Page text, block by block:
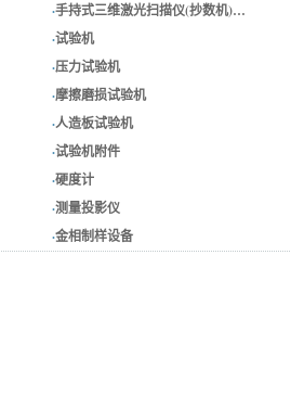
·手持式三维激光扫描仪(抄数机)…
·试验机
·压力试验机
·摩擦磨损试验机
·人造板试验机
·试验机附件
·硬度计
·测量投影仪
·金相制样设备